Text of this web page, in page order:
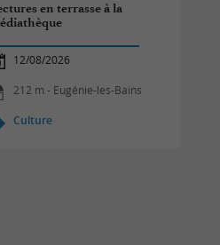
en terrasse à la
12/08/2026
212 m - Eugénie-les-Bains
Culture